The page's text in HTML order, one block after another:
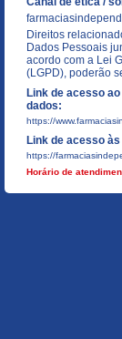
Direitos
Dados Pessoais
acordo com a Lei
(LGPD), poderão
Link de acesso
dados:
https://
Link de acesso
https://
Horário de